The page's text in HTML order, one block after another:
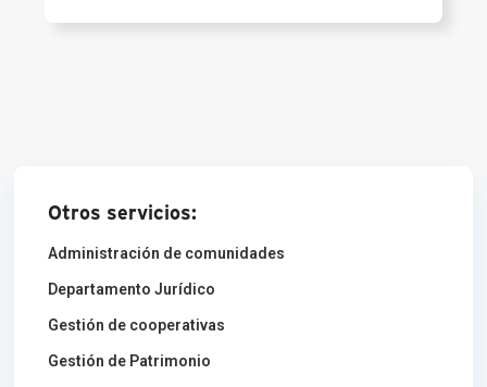
Otros servicios:
Administración de comunidades
Departamento Jurídico
Gestión de cooperativas
Gestión de Patrimonio